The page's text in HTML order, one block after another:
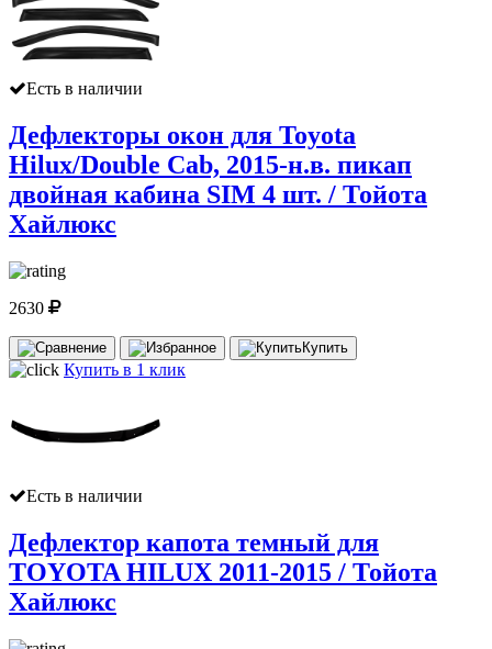
Есть в наличии
Дефлекторы окон для Toyota
Hilux/Double Cab, 2015-н.в. пикап
двойная кабина SIM 4 шт. / Тойота
Хайлюкс
2630
Купить
Купить в 1 клик
Есть в наличии
Дефлектор капота темный для
TOYOTA HILUX 2011-2015 / Тойота
Хайлюкс